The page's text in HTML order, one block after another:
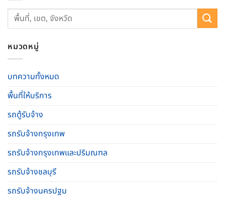
หมวดหมู่
บทความทั้งหมด
พื้นที่ให้บริการ
รถตู้รับจ้าง
รถรับจ้างกรุงเทพ
รถรับจ้างกรุงเทพและปริมณฑล
รถรับจ้างชลบุรี
รถรับจ้างนครปฐม